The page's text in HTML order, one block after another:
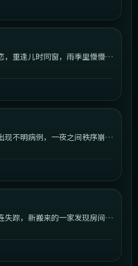
，重逢儿时同窗，雨季里慢慢治
不明病例，一夜之间秩序崩
失踪，新搬来的一家发现房间里